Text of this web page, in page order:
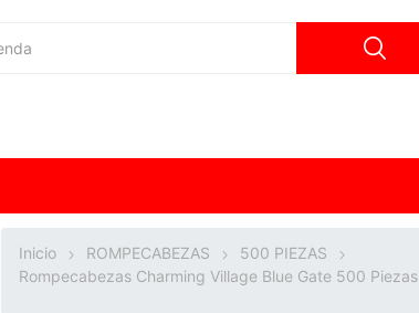
Inicio ROMPECABEZAS
500 PIEZAS
Rompecabezas Charming Village Blue Gate 500 Piezas